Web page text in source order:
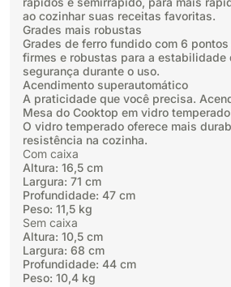
ao cozinhar suas receitas favoritas.
Grades mais robustas
Grades de ferro fundido com 6
firmes e robustas para a estabilidade
segurança durante o uso.
Acendimento superautomático
A praticidade que você precisa.
Mesa do Cooktop em vidro temperado
O vidro temperado oferece mais
resistência na cozinha.
Com caixa
Altura: 16,5 cm
Largura: 71 cm
Profundidade: 47 cm
Peso: 11,5 kg
Sem caixa
Altura: 10,5 cm
Largura: 68 cm
Profundidade: 44 cm
Peso: 10,4 kg